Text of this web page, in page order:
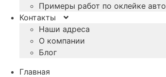
Примеры работ по оклейке авто
Контакты
Наши адреса
О компании
Блог
Главная